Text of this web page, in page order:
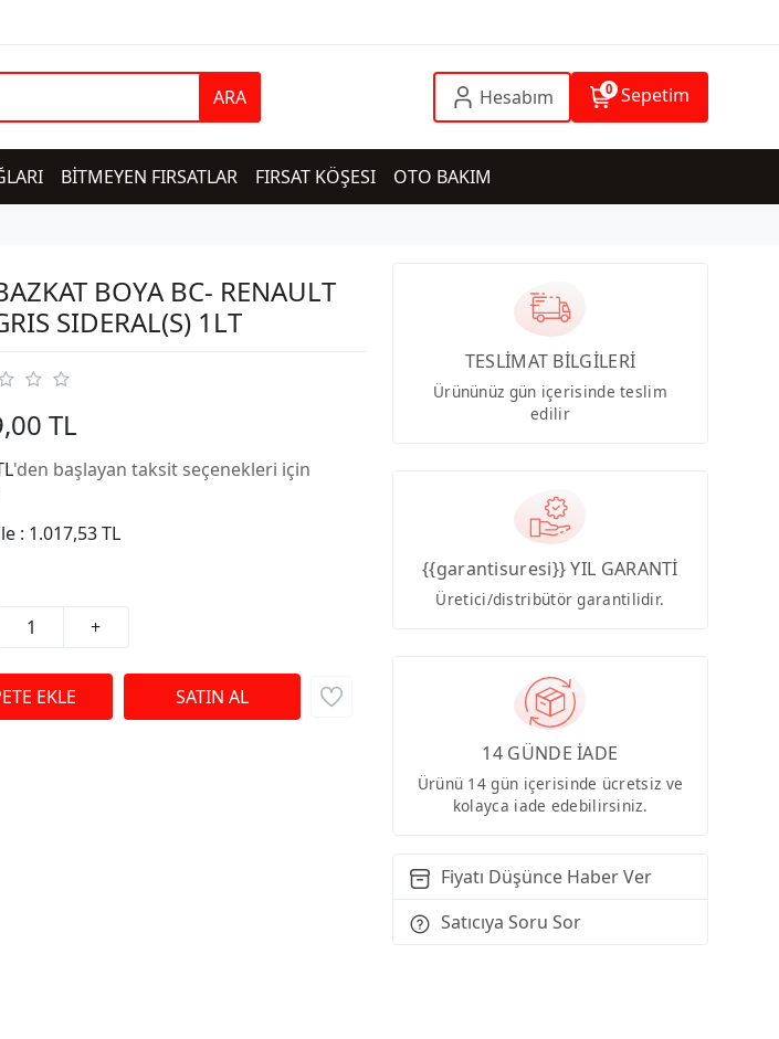
ARA Hesabım 0 Sepetim
BİTMEYEN FIRSATLAR FIRSAT KÖŞESI OTO BAKIM
BOYA BC- RENAULT
SIDERAL(S) 1LT
TL
'den başlayan taksit seçenekleri için
: 1.017,53 TL
+
TESLİMAT BİLGİLERİ
Ürününüz gün içerisinde teslim
edilir
{{garantisuresi}} YIL GARANTİ
Üretici/distribütör garantilidir.
14 GÜNDE İADE
Ürünü 14 gün içerisinde ücretsiz ve
kolayca iade edebilirsiniz.
Fiyatı Düşünce Haber Ver
Satıcıya Soru Sor